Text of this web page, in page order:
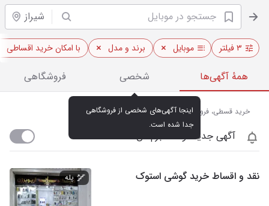
شیراز
۳ فیلتر موبایل برند و مدل با امکان خرید اقساطی
همهٔ آگهی‌ها شخصی فروشگاهی
جدا شده است.
خرید قسطی، فروش و مشاهده قیمت روز موبایل سایر در شیراز
آگهی جدید اومد خبرم کن
نقد و اقساط خرید گوشی استوک پله